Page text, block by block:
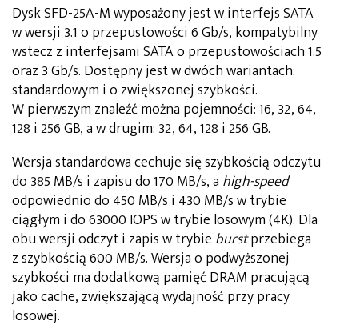
Dysk SFD-25A-M wyposażony jest w interfejs SATA
w wersji 3.1 o przepustowości 6 Gb/s, kompatybilny
wstecz z interfejsami SATA o przepustowościach 1.5
oraz 3 Gb/s. Dostępny jest w dwóch wariantach:
standardowym i o zwiększonej szybkości.
W pierwszym znaleźć można pojemności: 16, 32, 64,
128 i 256 GB, a w drugim: 32, 64, 128 i 256 GB.
Wersja standardowa cechuje się szybkością odczytu
do 385 MB/s i zapisu do 170 MB/s, a high-speed
odpowiednio do 450 MB/s i 430 MB/s w trybie
ciągłym i do 63000 IOPS w trybie losowym (4K). Dla
obu wersji odczyt i zapis w trybie burstprzebiega
z szybkością 600 MB/s. Wersja o podwyższonej
szybkości ma dodatkową pamięć DRAM pracującą
jako cache, zwiększającą wydajność przy pracy
losowej.